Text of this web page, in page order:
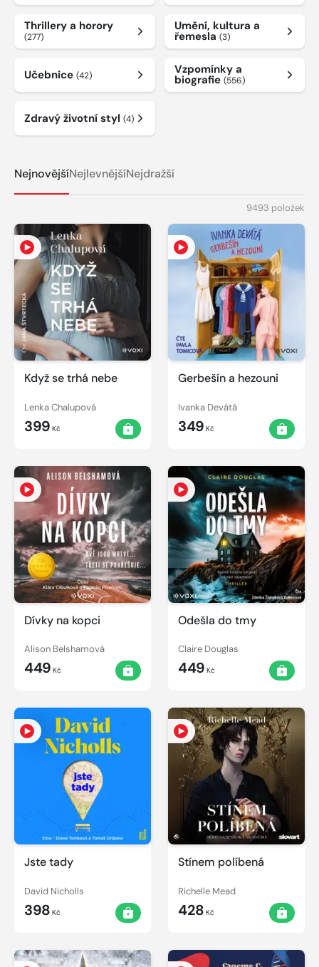
Thrillery a horory
(277)
Umění, kultura a
řemesla (3)
Učebnice (42) Vzpomínky a
biografie (556)
Zdravý životní styl (4)
NejnovějšíNejlevnějšíNejdražší
9493 položek
Když se trhá nebe
Lenka Chalupová
399 Kč
Gerbešín a hezouni
Ivanka Devátá
349 Kč
Dívky na kopci
Alison Belshamová
449 Kč
Odešla do tmy
Claire Douglas
449 Kč
Jste tady
David Nicholls
398 Kč
Stínem políbená
Richelle Mead
428 Kč